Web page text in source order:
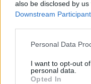
also be disclosed by
Downstream
Personal Data
I want to opt-out
personal data.
Opted In
17 Augusto Bonivardi
18 Bola Esteve Molina
Mauro Felipe Pinto de